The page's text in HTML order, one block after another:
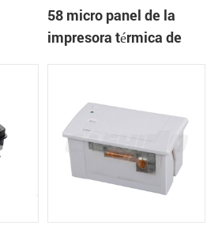
58 micro panel de la
impresora térmica de